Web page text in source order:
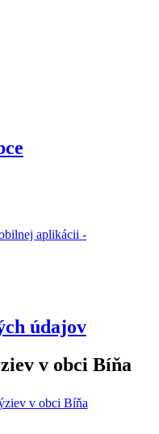
aplikácii -
údajov
v obci Bíňa